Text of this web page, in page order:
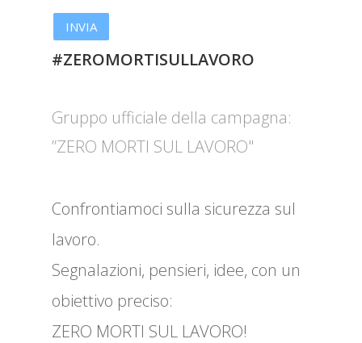
#ZEROMORTISULLAVORO
Gruppo ufficiale della campagna:
”ZERO MORTI SUL LAVORO"
Confrontiamoci sulla sicurezza sul
lavoro.
Segnalazioni, pensieri, idee, con un
obiettivo preciso:
ZERO MORTI SUL LAVORO!